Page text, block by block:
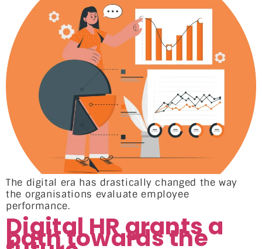
The digital era has drastically changed the way
the organisations evaluate employee
performance.
Digital HR grants a
path towards the